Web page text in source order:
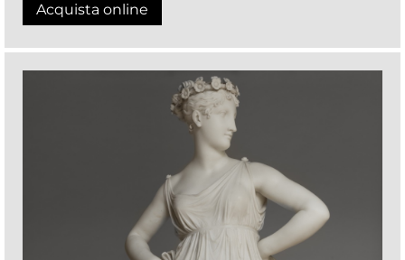
Acquista online